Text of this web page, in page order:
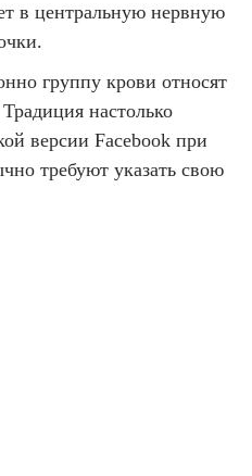
в центральную нервную
группу крови относят
настолько
версии Facebook при
требуют указать свою